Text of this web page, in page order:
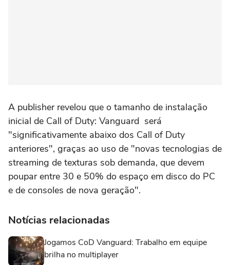
A publisher revelou que o tamanho de instalação
inicial de Call of Duty: Vanguard será
"significativamente abaixo dos Call of Duty
anteriores", graças ao uso de "novas tecnologias de
streaming de texturas sob demanda, que devem
poupar entre 30 e 50% do espaço em disco do PC
e de consoles de nova geração".
Notícias relacionadas
Jogamos CoD Vanguard: Trabalho em equipe
brilha no multiplayer